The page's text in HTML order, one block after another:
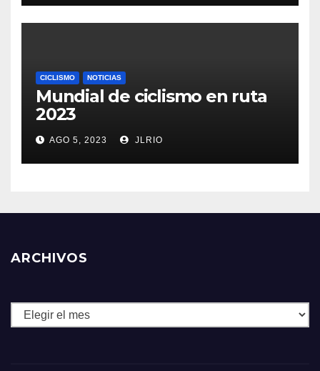
CICLISMO NOTICIAS
Mundial de ciclismo en ruta
2023
AGO 5, 2023 JLRIO
ARCHIVOS
Archivos